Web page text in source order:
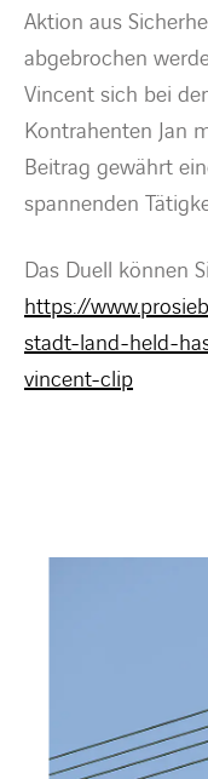
Aktion aus
abgebrochen
Vincent sich bei
Kontrahenten Jan
Beitrag gewährt
spannenden
Das Duell können
https://
stadt-land-held-
vincent-clip